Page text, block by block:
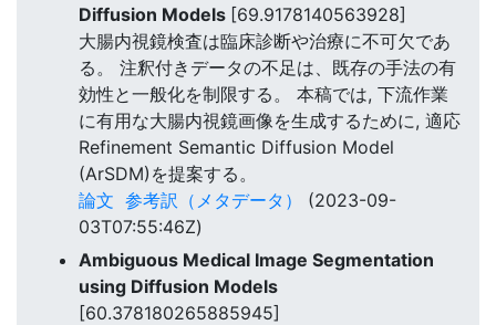
Diffusion Models [69.9178140563928]
大腸内視鏡検査は臨床診断や治療に不可欠であ
る。 注釈付きデータの不足は、既存の手法の有
効性と一般化を制限する。 本稿では, 下流作業
に有用な大腸内視鏡画像を生成するために, 適応
Refinement Semantic Diffusion Model
(ArSDM)を提案する。
論文 参考訳（メタデータ）
(2023-09-
03T07:55:46Z)
Ambiguous Medical Image Segmentation
using Diffusion Models
[60.378180265885945]